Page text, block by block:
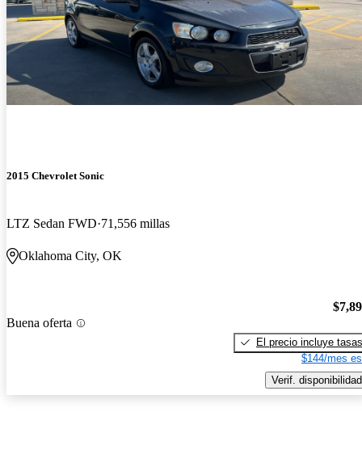
2015 Chevrolet Sonic
LTZ Sedan FWD 71,556 millas
Oklahoma City, OK
Buena oferta
El precio incluye tasas
$144/mes
Verif. disponibilidad